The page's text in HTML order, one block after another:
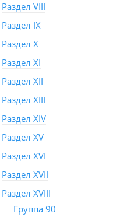
Раздел VIII
Раздел IX
Раздел X
Раздел XI
Раздел XII
Раздел XIII
Раздел XIV
Раздел XV
Раздел XVI
Раздел XVII
Раздел XVIII
Группа 90